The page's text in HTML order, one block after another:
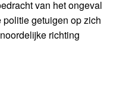
van het ongeval
getuigen op zich
richting